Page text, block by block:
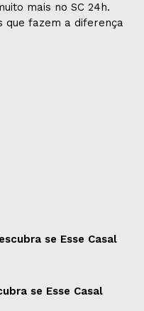
mais no SC 24h.
que fazem a diferença
se Esse Casal
se Esse Casal